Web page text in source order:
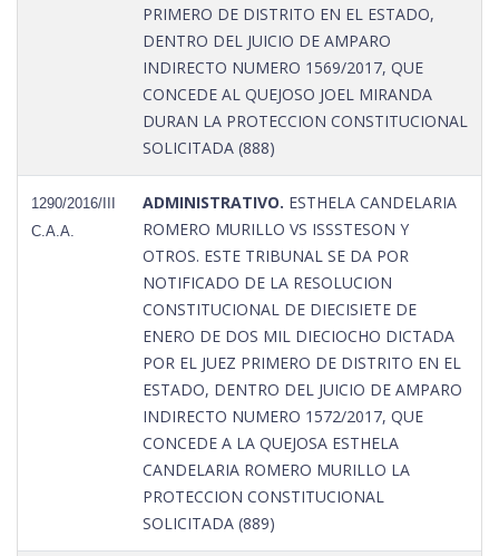
PRIMERO DE DISTRITO EN EL ESTADO,
DENTRO DEL JUICIO DE AMPARO
INDIRECTO NUMERO 1569/2017, QUE
CONCEDE AL QUEJOSO JOEL MIRANDA
DURAN LA PROTECCION CONSTITUCIONAL
SOLICITADA (888)
1290/2016/III
C.A.A.
ADMINISTRATIVO. ESTHELA CANDELARIA
ROMERO MURILLO VS ISSSTESON Y
OTROS. ESTE TRIBUNAL SE DA POR
NOTIFICADO DE LA RESOLUCION
CONSTITUCIONAL DE DIECISIETE DE
ENERO DE DOS MIL DIECIOCHO DICTADA
POR EL JUEZ PRIMERO DE DISTRITO EN EL
ESTADO, DENTRO DEL JUICIO DE AMPARO
INDIRECTO NUMERO 1572/2017, QUE
CONCEDE A LA QUEJOSA ESTHELA
CANDELARIA ROMERO MURILLO LA
PROTECCION CONSTITUCIONAL
SOLICITADA (889)